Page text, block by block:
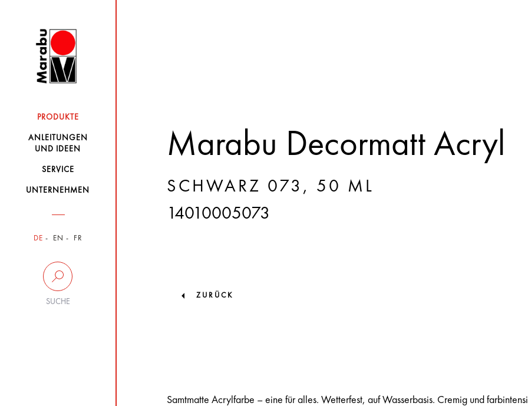
PRODUKTE
ANLEITUNGEN
UND IDEEN
SERVICE
UNTERNEHMEN
DE EN FR
SUCHE
Marabu Decormatt Acryl
SCHWARZ 073, 50 ML
14010005073
ZURÜCK
Samtmatte Acrylfarbe – eine für alles. Wetterfest, auf Wasserbasis. Cremig und